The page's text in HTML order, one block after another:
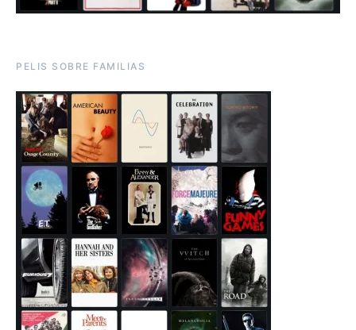
PELIS SOBRE FAMILIAS